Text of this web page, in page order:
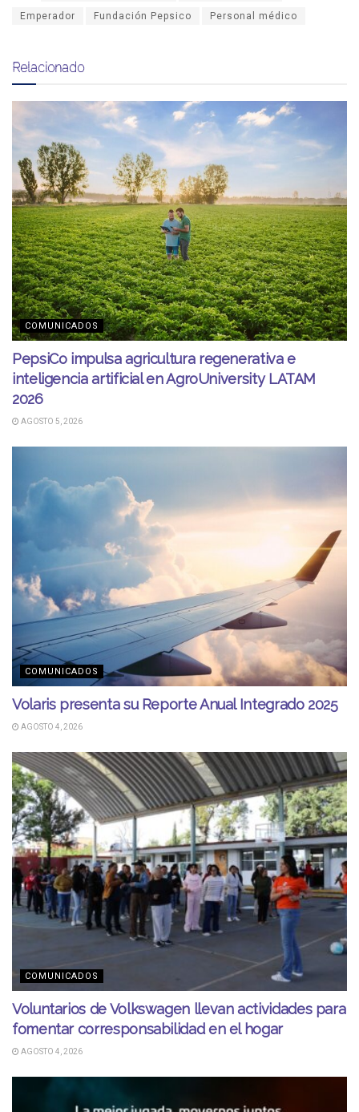
Emperador Fundación Pepsico Personal médico
Relacionado
COMUNICADOS
PepsiCo impulsa agricultura regenerativa e
inteligencia artificial en AgroUniversity LATAM
2026
AGOSTO 5, 2026
COMUNICADOS
Volaris presenta su Reporte Anual Integrado 2025
AGOSTO 4, 2026
COMUNICADOS
Voluntarios de Volkswagen llevan actividades para
fomentar corresponsabilidad en el hogar
AGOSTO 4, 2026